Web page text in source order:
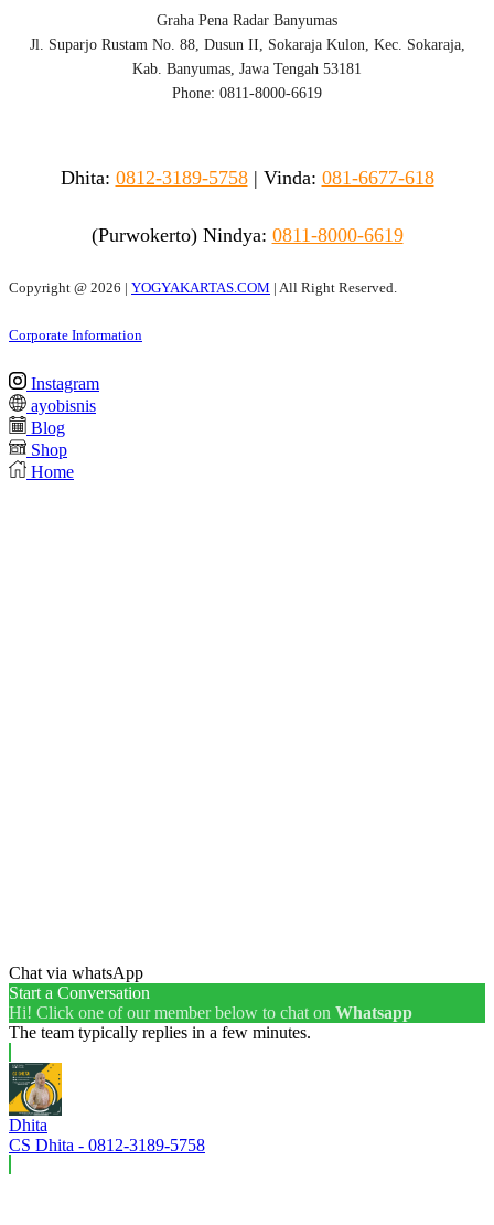
Graha Pena Radar Banyumas
Jl. Suparjo Rustam No. 88, Dusun II, Sokaraja Kulon, Kec. Sokaraja,
Kab. Banyumas, Jawa Tengah 53181
Phone: 0811-8000-6619
Dhita: 0812-3189-5758| Vinda: 081-6677-618
(Purwokerto) Nindya: 0811-8000-6619
Copyright @ 2026 | YOGYAKARTAS.COM | All Right Reserved.
Corporate Information
Instagram
ayobisnis
Blog
Shop
Home
Chat via whatsApp
Start a Conversation
Hi! Click one of our member below to chat on Whatsapp
The team typically replies in a few minutes.
Dhita
CS Dhita - 0812-3189-5758